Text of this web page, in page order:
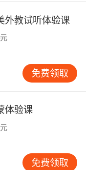
采取不同的教学
教学内容调整，
段，也是语感培
、思考能力和对
个阶段为孩子们
们对英语学习事
外教试听体验课
免费领取
体验课
免费领取